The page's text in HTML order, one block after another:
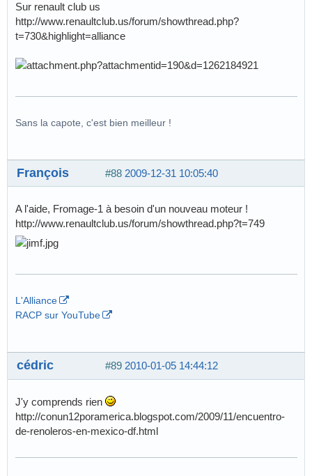
Sur renault club us
http://www.renaultclub.us/forum/showthread.php?
t=730&highlight=alliance
Sans la capote, c'est bien meilleur !
#88 2009-12-31 10:05:40
François
A l'aide, Fromage-1 à besoin d'un nouveau moteur !
http://www.renaultclub.us/forum/showthread.php?t=749
L'Alliance
RACP sur YouTube
#89 2010-01-05 14:44:12
cédric
J'y comprends rien
http://conun12poramerica.blogspot.com/2009/11/encuentro-
de-renoleros-en-mexico-df.html